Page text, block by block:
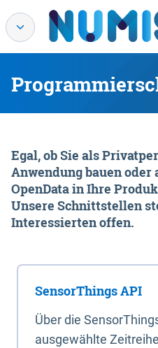
Egal, ob Sie als
Anwendung bauen
OpenData in Ihre
Unsere Schnittstellen
Interessierten offen.
SensorThings API
Über die
ausgewählte